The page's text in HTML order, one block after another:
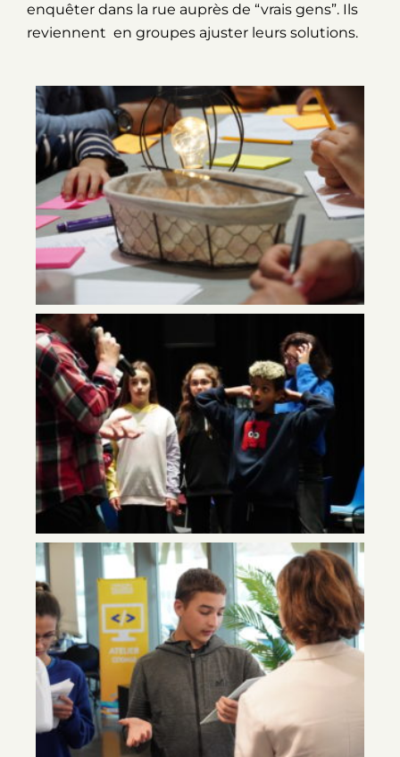
enquêter dans la rue auprès de “vrais gens”. Ils
reviennent en groupes ajuster leurs solutions.